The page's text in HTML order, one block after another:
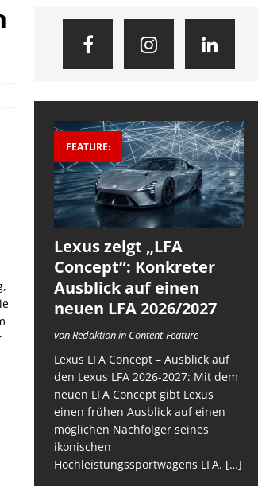
FEATURE:
Lexus zeigt „LFA
Concept“: Konkreter
Ausblick auf einen
neuen LFA 2026/2027
von Redaktion in Content-Feature
Lexus LFA Concept – Ausblick auf
den Lexus LFA 2026-2027: Mit dem
neuen LFA Concept gibt Lexus
einen frühen Ausblick auf einen
möglichen Nachfolger seines
ikonischen
Hochleistungssportwagens LFA. […]